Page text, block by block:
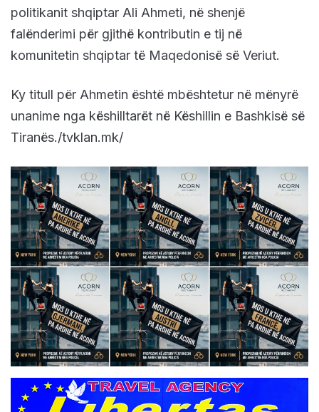
politikanit shqiptar Ali Ahmeti, në shenjë
falënderimi për gjithë kontributin e tij në
komunitetin shqiptar të Maqedonisë së Veriut.
Ky titull për Ahmetin është mbështetur në mënyrë
unanime nga këshilltarët në Këshillin e Bashkisë së
Tiranës./tvklan.mk/